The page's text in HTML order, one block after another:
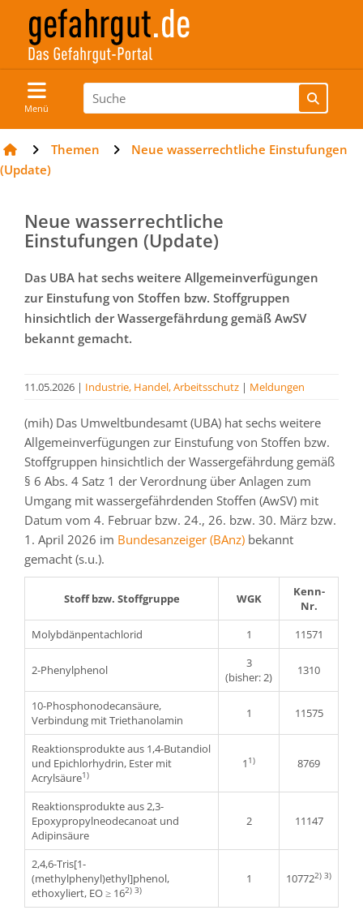
Menü
Themen
Neue wasserrechtliche Einstufungen
(Update)
Neue wasserrechtliche
Einstufungen (Update)
Das UBA hat sechs weitere Allgemeinverfügungen
zur Einstufung von Stoffen bzw. Stoffgruppen
hinsichtlich der Wassergefährdung gemäß AwSV
bekannt gemacht.
11.05.2026 | Industrie, Handel, Arbeitsschutz | Meldungen
(mih) Das Umweltbundesamt (UBA) hat sechs weitere
Allgemeinverfügungen zur Einstufung von Stoffen bzw.
Stoffgruppen hinsichtlich der Wassergefährdung gemäß
§ 6 Abs. 4 Satz 1 der Verordnung über Anlagen zum
Umgang mit wassergefährdenden Stoffen (AwSV) mit
Datum vom 4. Februar bzw. 24., 26. bzw. 30. März bzw.
1. April 2026 im Bundesanzeiger (BAnz) bekannt
gemacht (s.u.).
Stoff bzw. Stoffgruppe WGK
Kenn-
Nr.
Molybdänpentachlorid
1 11571
2-Phenylphenol
3
(bisher: 2)
1310
10-Phosphonodecansäure,
Verbindung mit Triethanolamin
1 11575
Reaktionsprodukte aus 1,4-Butandiol
und Epichlorhydrin, Ester mit
Acrylsäure1)
1 1) 8769
Reaktionsprodukte aus 2,3-
Epoxypropylneodecanoat und
Adipinsäure
2 11147
2,4,6-Tris[1-
(methylphenyl)ethyl]phenol,
ethoxyliert, EO ≥ 162) 3)
1 107722) 3)